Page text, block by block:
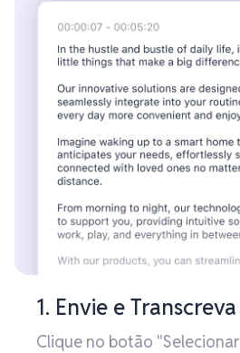
1. Envie e
Clique no botão